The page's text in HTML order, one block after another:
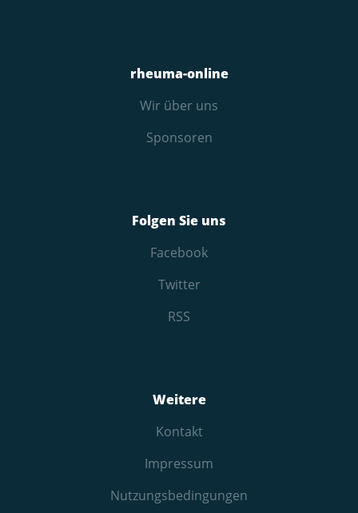
rheuma-online
Wir über uns
Sponsoren
Folgen Sie uns
Facebook
Twitter
RSS
Weitere
Kontakt
Impressum
Nutzungs­bedingungen